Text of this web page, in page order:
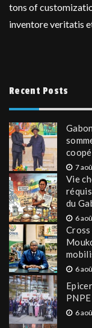
tons of
inventore veritatis
Recent Posts
7
Vie
du
6
Cross
6
6